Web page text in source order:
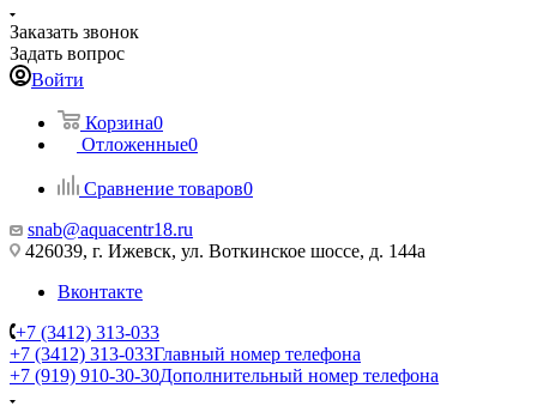
Заказать звонок
Задать вопрос
Войти
Корзина0
Отложенные0
Сравнение товаров0
snab@aquacentr18.ru
426039, г. Ижевск, ул. Воткинское шоссе, д. 144а
Вконтакте
+7 (3412) 313-033
+7 (3412) 313-033Главный номер телефона
+7 (919) 910-30-30Дополнительный номер телефона